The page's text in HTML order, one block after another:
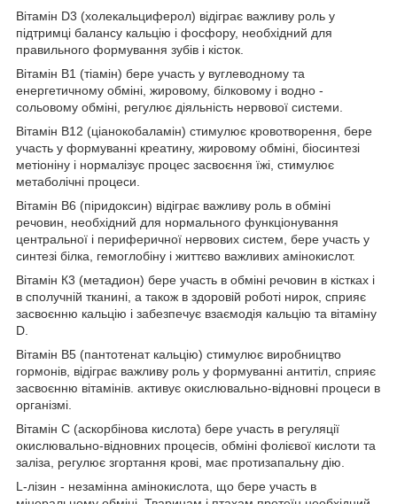
Вітамін D3 (холекальциферол) відіграє важливу роль у
підтримці балансу кальцію і фосфору, необхідний для
правильного формування зубів і кісток.
Вітамін В1 (тіамін) бере участь у вуглеводному та
енергетичному обміні, жировому, білковому і водно -
сольовому обміні, регулює діяльність нервової системи.
Вітамін В12 (ціанокобаламін) стимулює кровотворення, бере
участь у формуванні креатину, жировому обміні, біосинтезі
метіоніну і нормалізує процес засвоєння їжі, стимулює
метаболічні процеси.
Вітамін В6 (піридоксин) відіграє важливу роль в обміні
речовин, необхідний для нормального функціонування
центральної і периферичної нервових систем, бере участь у
синтезі білка, гемоглобіну і життєво важливих амінокислот.
Вітамін К3 (метадион) бере участь в обміні речовин в кістках і
в сполучній тканині, а також в здоровій роботі нирок, сприяє
засвоєнню кальцію і забезпечує взаємодія кальцію та вітаміну
D.
Вітамін В5 (пантотенат кальцію) стимулює виробництво
гормонів, відіграє важливу роль у формуванні антитіл, сприяє
засвоєнню вітамінів. активує окислювально-відновні процеси в
організмі.
Вітамін С (аскорбінова кислота) бере участь в регуляції
окислювально-відновних процесів, обміні фолієвої кислоти та
заліза, регулює згортання крові, має протизапальну дію.
L-лізин - незамінна амінокислота, що бере участь в